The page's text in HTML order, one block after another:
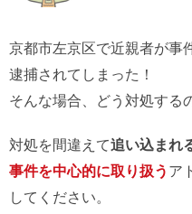
京都市左京区で近親者が事
逮捕されてしまった！
そんな場合、どう対処する
対処を間違えて追い込まれ
事件を中心的に取り扱う ア
してください。